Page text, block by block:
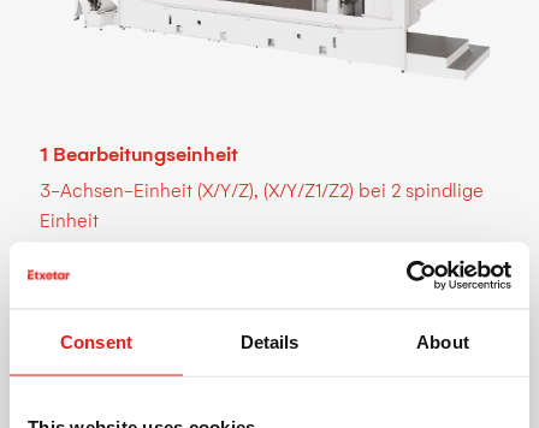
Consent Details About
Ergonomisch vorbereitet für Werkzeugwechsel und
Wartungstätigkeiten.
Geeignete Konfiguration zum beladen über Portal-,
(Laser, mechanische Abfrage,
Werkzeugüberwachung usw.).
Magazin.
Freier Späneabwurf, für MMS-Bearbeitung
ausgelegt.
Vorderseitenschutz, ohne Flachflächen.
Spänefall auf den unteren Förderer
1 Bearbeitungseinheit
3-Achsen-Einheit (X/Y/Z), (X/Y/Z1/Z2) bei 2 spindlige
Einheit
Schwingdurchmesser und
1 oder 2 Einheiten, Stückzahlabhängig
2 Spannvorrichtung-Optionen